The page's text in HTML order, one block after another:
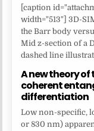
[caption
width="513"] 3D-
the Barr body
Mid z-section of a
dashed line
A new theory
coherent
differentiation
Low non-specific,
or 830 nm)